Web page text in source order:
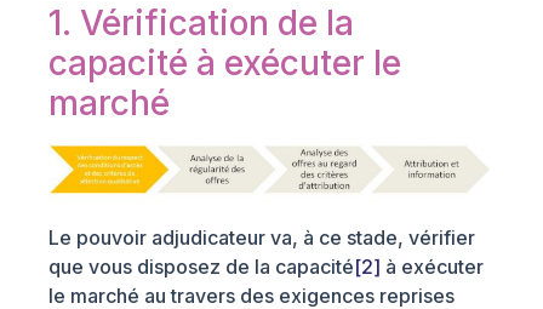
1. Vérification de la
capacité à exécuter le
marché
Le pouvoir adjudicateur va, à ce stade, vérifier
que vous disposez de la capacité[2] à exécuter
le marché au travers des exigences reprises